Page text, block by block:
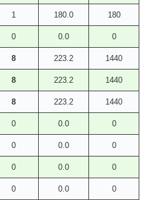
1 180.0 180
0 0.0 0
8 223.2 1440
8 223.2 1440
8 223.2 1440
0 0.0 0
0 0.0 0
0 0.0 0
0 0.0 0